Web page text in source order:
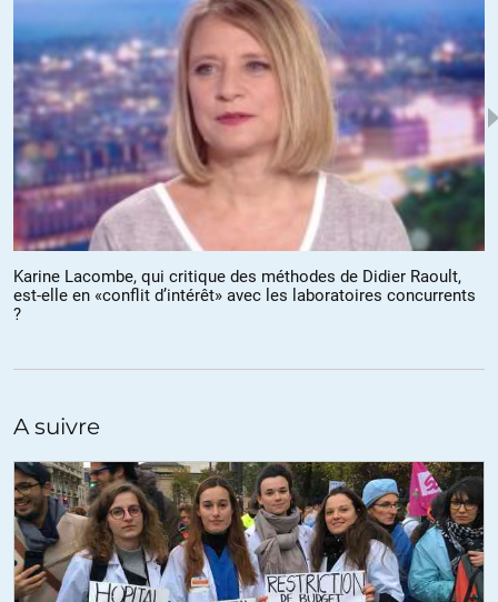
Karine Lacombe, qui critique des méthodes de Didier Raoult,
est-elle en «conflit d’intérêt» avec les laboratoires concurrents
?
A suivre